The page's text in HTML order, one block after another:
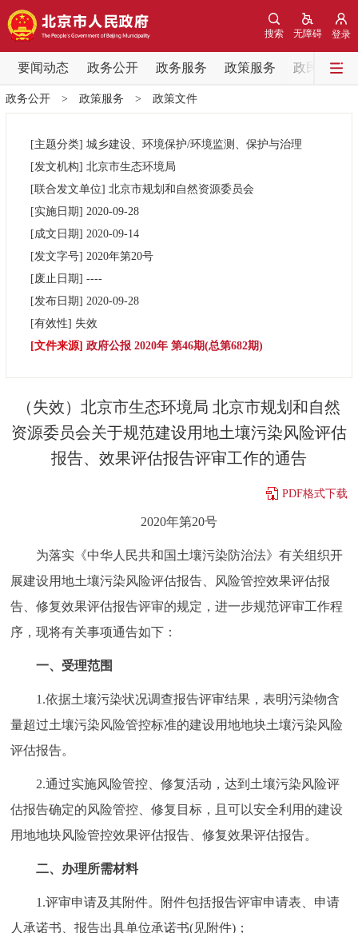
登录
无障碍
搜索
要闻动态 政务公开 政务服务 政策服务 政民互动
要闻动态
党中央精神 国务院信息
北京要闻 会议信息 部门动态
政务公开
市领导
政策兑现
决策公开 专题公开
政务服务
个人服务 法人服务 部门服务
中介服务 阳光政务
12345网上接诉即办
走进北京
绿色北京 图说北京 视频北京
한국어
政务公开> 政策服务 > 政策文件
[主题分类] 城乡建设、环境保护/环境监测、保护与治理
[发文机构] 北京市生态环境局
[联合发文单位] 北京市规划和自然资源委员会
[实施日期] 2020-09-28
[成文日期] 2020-09-14
[发文字号] 2020年第20号
[废止日期] ----
[发布日期] 2020-09-28
[有效性] 失效
[文件来源] 政府公报 2020年 第46期(总第682期)
（失效）北京市生态环境局 北京市规划和自然
资源委员会关于规范建设用地土壤污染风险评估
报告、效果评估报告评审工作的通告
PDF格式下载
2020年第20号
为落实《中华人民共和国土壤污染防治法》有关组织开
展建设用地土壤污染风险评估报告、风险管控效果评估报
告、修复效果评估报告评审的规定，进一步规范评审工作程
序，现将有关事项通告如下：
一、受理范围
1.依据土壤污染状况调查报告评审结果，表明污染物含
量超过土壤污染风险管控标准的建设用地地块土壤污染风险
评估报告。
2.通过实施风险管控、修复活动，达到土壤污染风险评
估报告确定的风险管控、修复目标，且可以安全利用的建设
用地地块风险管控效果评估报告、修复效果评估报告。
二、办理所需材料
1.评审申请及其附件。附件包括报告评审申请表、申请
人承诺书、报告出具单位承诺书(见附件)；